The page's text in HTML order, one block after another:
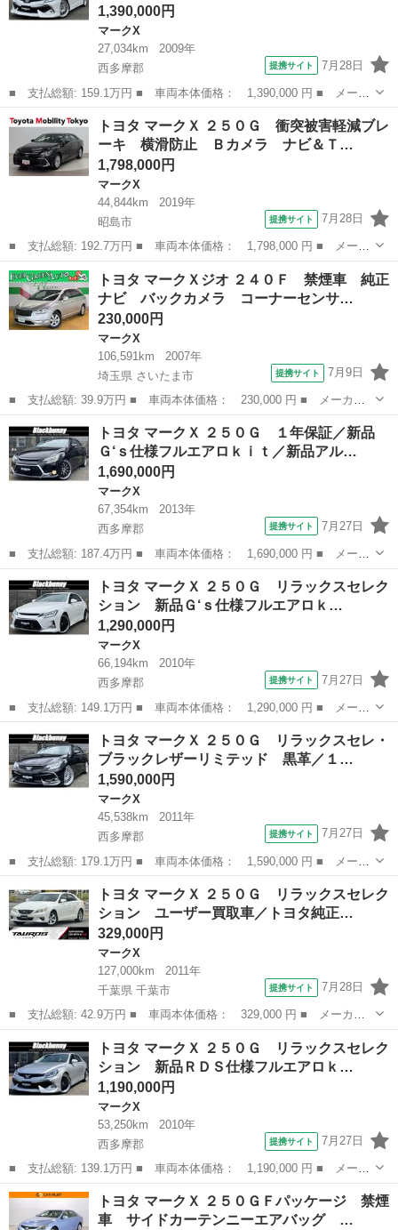
1,390,000円
マークX
27,034km
2009年
西多摩郡
提携サイト 7月28日
■ 支払総額: 159.1万円 ■ 車両本体価格： 1,390,000 円 ■ メーカ
ー名： トヨタ ■ 車種名： マークＸ ■ グレード名： ２５０
Ｇ リラックスセレクション ＲＤＳモデリスタ仕様フルエアロｋｉ
ｔ／新品３...
東京 西多摩郡 マークX
トヨタ マークＸ ２５０Ｇ 衝突被害軽減ブレ
ーキ 横滑防止 Ｂカメラ ナビ＆Ｔ…
1,798,000円
マークX
44,844km
2019年
昭島市
提携サイト 7月28日
■ 支払総額: 192.7万円 ■ 車両本体価格： 1,798,000 円 ■ メーカ
ー名： トヨタ ■ 車種名： マークＸ ■ グレード名： ２５０
Ｇ 衝突被害軽減ブレーキ 横滑防止 Ｂカメラ ナビ＆ＴＶ 盗難
防止システ...
東京 昭島市 マークX
トヨタ マークＸジオ ２４０Ｆ 禁煙車 純正
ナビ バックカメラ コーナーセンサ…
230,000円
マークX
106,591km
2007年
埼玉県 さいたま市
提携サイト 7月9日
■ 支払総額: 39.9万円 ■ 車両本体価格： 230,000 円 ■ メーカー
名： トヨタ ■ 車種名： マークＸジオ ■ グレード名： ２４０
Ｆ 禁煙車 純正ナビ バックカメラ コーナーセンサー ＥＴＣ
スマートキー...
埼玉 さいたま市 マークX
トヨタ マークＸ ２５０Ｇ １年保証／新品
Ｇ‘ｓ仕様フルエアロｋｉｔ／新品アル…
1,690,000円
マークX
67,354km
2013年
西多摩郡
提携サイト 7月27日
■ 支払総額: 187.4万円 ■ 車両本体価格： 1,690,000 円 ■ メーカ
ー名： トヨタ ■ 車種名： マークＸ ■ グレード名： ２５０
Ｇ １年保証／新品Ｇ‘ｓ仕様フルエアロｋｉｔ／新品アルミホイール
＆新品タ...
東京 西多摩郡 マークX
トヨタ マークＸ ２５０Ｇ リラックスセレク
ション 新品Ｇ‘ｓ仕様フルエアロｋ…
1,290,000円
マークX
66,194km
2010年
西多摩郡
提携サイト 7月27日
■ 支払総額: 149.1万円 ■ 車両本体価格： 1,290,000 円 ■ メーカ
ー名： トヨタ ■ 車種名： マークＸ ■ グレード名： ２５０
Ｇ リラックスセレクション 新品Ｇ‘ｓ仕様フルエアロｋｉｔ／新品
３眼ＬＥ...
東京 西多摩郡 マークX
トヨタ マークＸ ２５０Ｇ リラックスセレ・
ブラックレザーリミテッド 黒革／１…
1,590,000円
マークX
45,538km
2011年
西多摩郡
提携サイト 7月27日
■ 支払総額: 179.1万円 ■ 車両本体価格： 1,590,000 円 ■ メーカ
ー名： トヨタ ■ 車種名： マークＸ ■ グレード名： ２５０
Ｇ リラックスセレ・ブラックレザーリミテッド 黒革／１年保証／
新品ＲＤＳ...
西多摩郡 マークX
トヨタ マークＸ ２５０Ｇ リラックスセレク
ション ユーザー買取車／トヨタ純正…
329,000円
マークX
127,000km
2011年
千葉県 千葉市
提携サイト 7月28日
■ 支払総額: 42.9万円 ■ 車両本体価格： 329,000 円 ■ メーカー
名： トヨタ ■ 車種名： マークＸ ■ グレード名： ２５０Ｇ
リラックスセレクション ユーザー買取車／トヨタ純正ＨＤＤナビ／
ブルートゥー...
千葉 千葉市 マークX
トヨタ マークＸ ２５０Ｇ リラックスセレク
ション 新品ＲＤＳ仕様フルエアロｋ…
1,190,000円
マークX
53,250km
2010年
西多摩郡
提携サイト 7月27日
■ 支払総額: 139.1万円 ■ 車両本体価格： 1,190,000 円 ■ メーカ
ー名： トヨタ ■ 車種名： マークＸ ■ グレード名： ２５０
Ｇ リラックスセレクション 新品ＲＤＳ仕様フルエアロｋｉｔ／リ
ア後期／新...
東京 西多摩郡 マークX
トヨタ マークＸ ２５０ＧＦパッケージ 禁煙
車 サイドカーテンニーエアバッグ …